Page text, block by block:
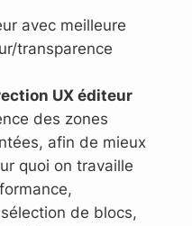
avec meilleure
transparence
UX éditeur
des zones
afin de mieux
quoi on travaille
de blocs,